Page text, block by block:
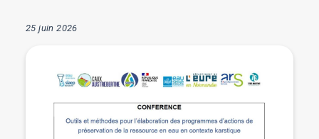
25 juin 2026